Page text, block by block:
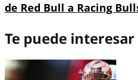
de Red Bull a Racing
Te puede interesar